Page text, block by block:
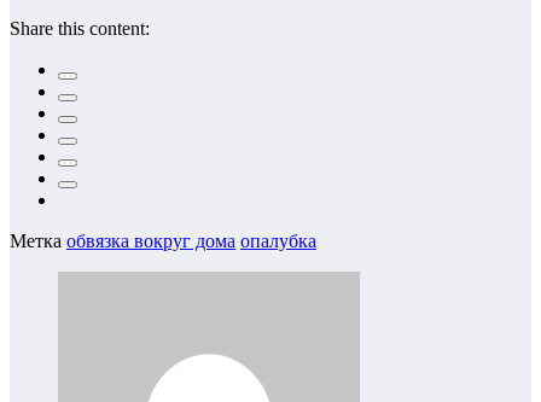
Share this content:
Метка обвязка вокруг дома опалубка